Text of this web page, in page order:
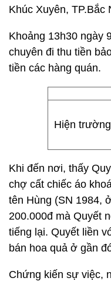
Khúc Xuyên, TP.Bắc
Khoảng 13h30 ngày
chuyên đi thu tiền
tiền các hàng quán.
Hiện
Khi đến nơi, thấy
chợ cất chiếc áo
tên Hùng (SN 1984,
200.000đ mà Quyết
tiếng lại. Quyết liền
bán hoa quả ở gần
Chứng kiến sự việc,